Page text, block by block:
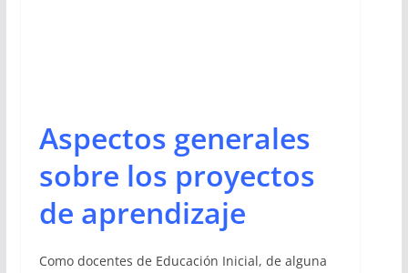
Aspectos generales
sobre los proyectos
de aprendizaje
Como docentes de Educación Inicial, de alguna